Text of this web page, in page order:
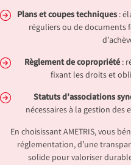
Plans et coupes techniques :
réguliers ou de documents
Règlement de copropriété :
fixant les droits et
Statuts d’associations
nécessaires à la gestion
En choisissant AMETRIS, vous
réglementation, d’une
solide pour valoriser